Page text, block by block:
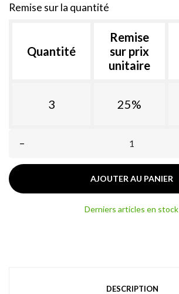
Remise sur la quantité
Quantité
Remise
sur prix
unitaire
3 25%
–
AJOUTER AU PANIER
Derniers articles en stock
DESCRIPTION